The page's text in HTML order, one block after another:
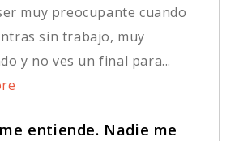
muy preocupante cuando
sin trabajo, muy
y no ves un final para...
entiende. Nadie me